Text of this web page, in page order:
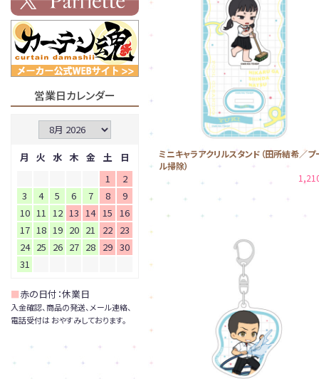
ミニキャラアクリルスタンド（田所結希／プ
ル掃除）
営業日カレンダー
月 火 水 木 金 土
日
1
2
3
4 5 6 7 8
9
10 11 12 13 14 15
16
17 18 19 20 21 22 23
24 25 26 27 28 29 30
31
■赤の日付：休業日
入金確認、商品の発送、メール連絡、
電話受付は おやすみしております。